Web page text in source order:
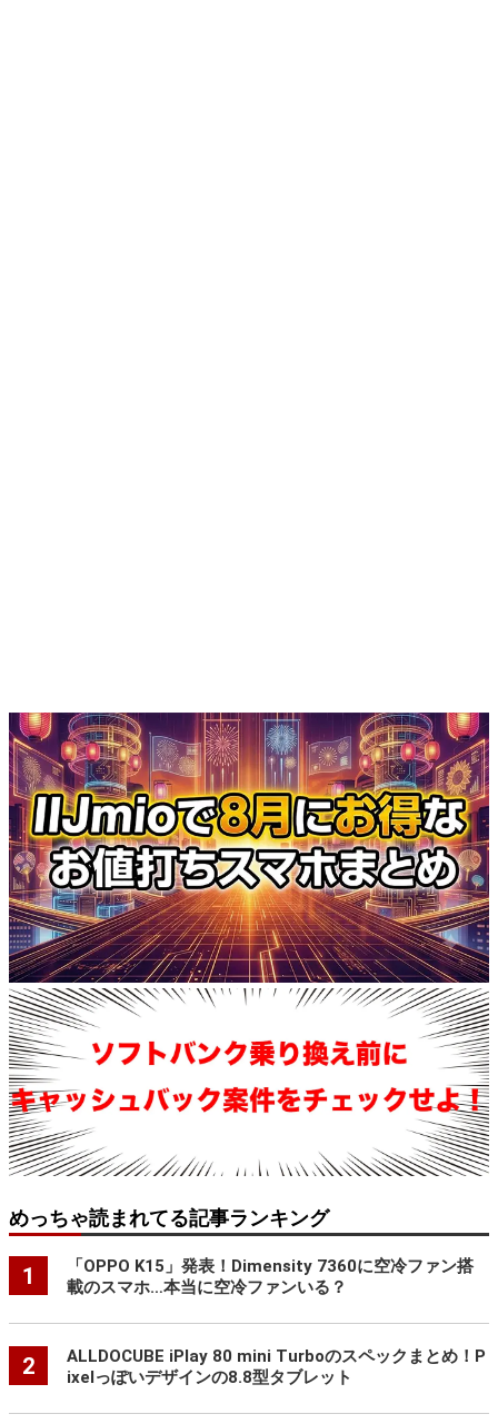
めっちゃ読まれてる記事ランキング
1
「OPPO K15」発表！Dimensity 7360に空冷ファン搭
載のスマホ…本当に空冷ファンいる？
2
ALLDOCUBE iPlay 80 mini Turboのスペックまとめ！P
ixelっぽいデザインの8.8型タブレット